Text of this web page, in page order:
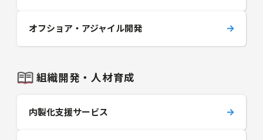
オフショア・アジャイル開発
組織開発・人材育成
内製化支援サービス